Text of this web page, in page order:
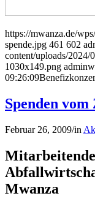
https://mwanza.de/
spende.jpg 461 602
content/uploads/2024/
1030x149.png
09:26:09
Spenden
Februar 26, 2009/in
Mwanza